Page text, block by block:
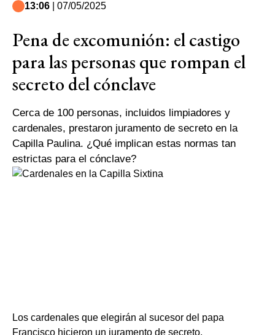
13:06 | 07/05/2025
Pena de excomunión: el castigo
para las personas que rompan el
secreto del cónclave
Cerca de 100 personas, incluidos limpiadores y
cardenales, prestaron juramento de secreto en la
Capilla Paulina. ¿Qué implican estas normas tan
estrictas para el cónclave?
Los cardenales que elegirán al sucesor del papa
Francisco hicieron un juramento de secreto.